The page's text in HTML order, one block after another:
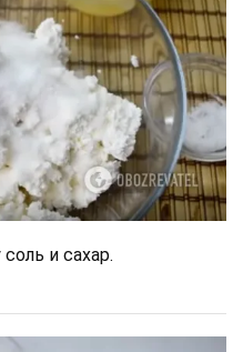
и сахар.